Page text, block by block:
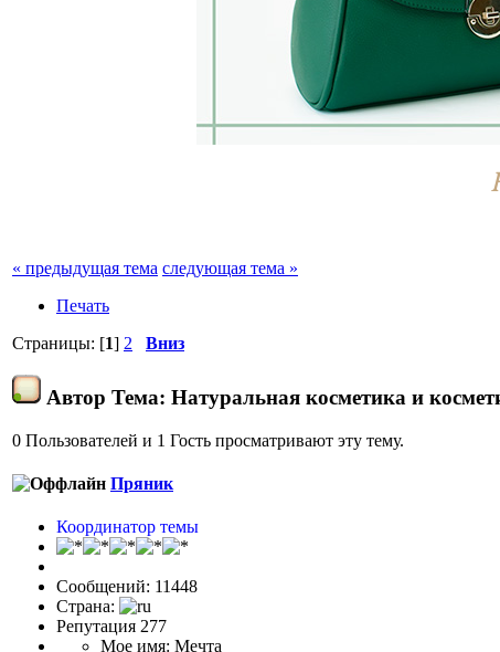
« предыдущая тема следующая тема »
Печать
Страницы: [1] 2 Вниз
Автор Тема: Натуральная косметика и
0 Пользователей и 1 Гость просматривают эту тему.
Пряник
Координатор темы
Сообщений: 11448
Страна:
Репутация 277
Мое имя: Мечта